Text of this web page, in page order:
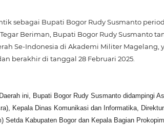
sebagai Bupati Bogor Rudy Susmanto
Beriman, Bupati Bogor Rudy Susmanto
Se-Indonesia di Akademi Militer Magelang,
berakhir di tanggal 28 Februari 2025.
ini, Bupati Bogor Rudy Susmanto didampingi
Kepala Dinas Komunikasi dan Informatika,
Setda Kabupaten Bogor dan Kepala Bagian